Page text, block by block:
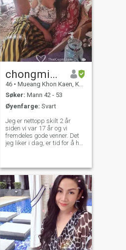
chongmintra
46 • Mueang Khon Kaen, Khon Kaen, Thailand
Søker: Mann 42 - 53
Øyenfarge: Svart
Jeg er nettopp skilt 2 år
siden vi var 17 år og vi
fremdeles gode venner. Det
jeg liker i dag, er tid for å ha
jubler meg selv. Måtte b ha
lidd et par år fra venner som
ødelegger livet mitt, men mye
bedre nå.im en god og
oppriktig gal også smart 😊
Jeg er enkel å gå.kjærlighet
ta omsorgsfulle mennesker,
kjærlighet reise rundt, også
kjærlighet matlaging.Jeg er
ferdig MBA for 6y siden min
store er I.T. Så jeg har ikke